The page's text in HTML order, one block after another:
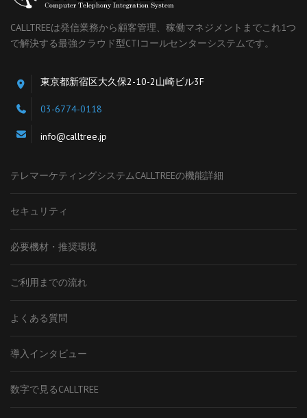
CALLTREEは発信業務から顧客管理、稼働マネジメントまでこれ1つ
で解決する最強クラウド型CTIコールセンターシステムです。
東京都新宿区大久保2-10-2山崎ビル3F
03-6774-0118
info@calltree.jp
テレマーケティングシステムCALLTREEの機能詳細
セキュリティ
必要機材・推奨環境
ご利用までの流れ
よくある質問
導入インタビュー
数字で見るCALLTREE